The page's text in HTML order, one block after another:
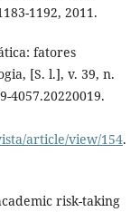
1192, 2011.
fatores
[S. l.], v. 39, n.
4057.20220019.
article/view/154.
risk-taking